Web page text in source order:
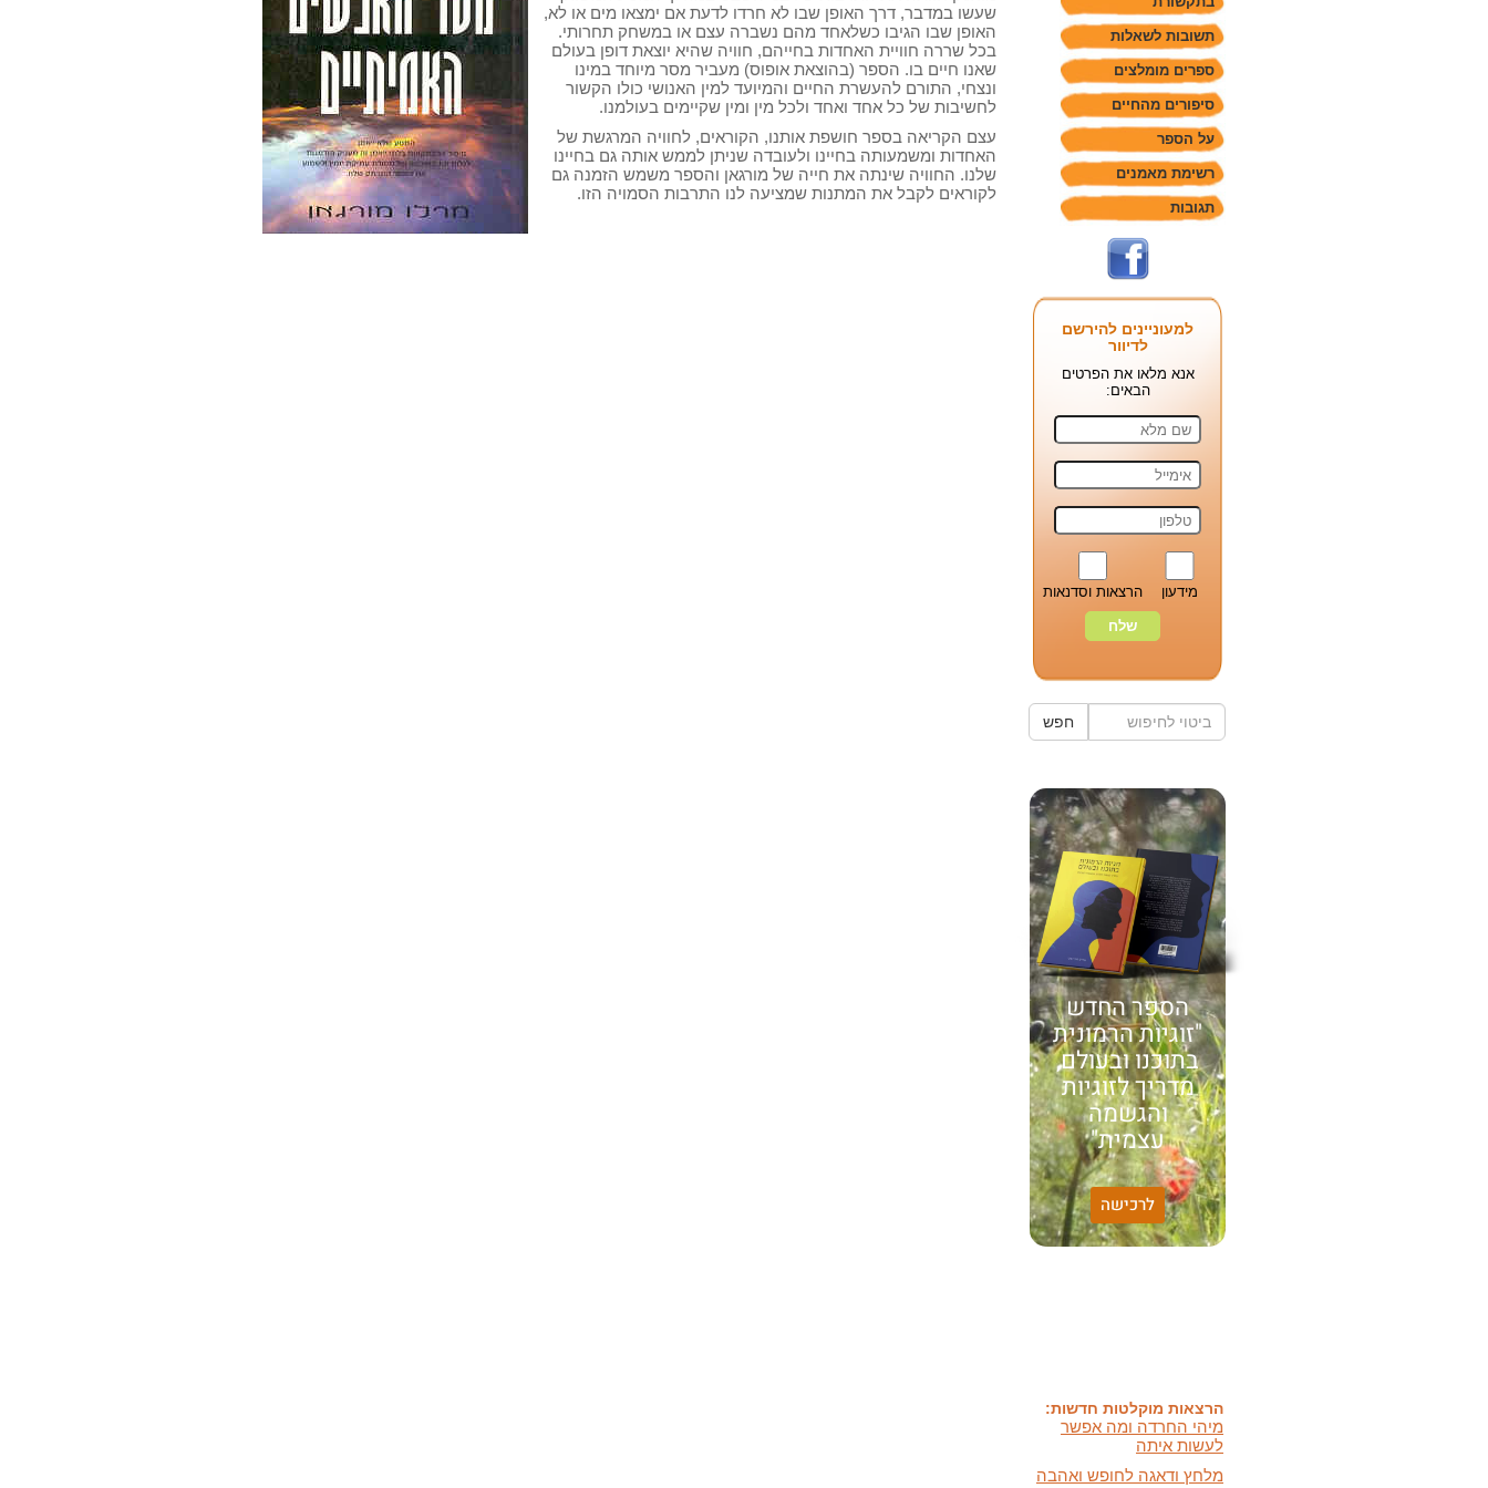
שעשו במדבר, דרך האופן שבו לא חרדו לדעת אם ימצאו מים או לא,
האופן שבו הגיבו כשלאחד מהם נשברה עצם או במשחק תחרותי.
בכל שררה חוויית האחדות בחייהם, חוויה שהיא יוצאת דופן בעולם
שאנו חיים בו. הספר (בהוצאת אופוס) מעביר מסר מיוחד במינו
ונצחי, התורם להעשרת החיים והמיועד למין האנושי כולו הקשור
לחשיבות של כל אחד ואחד ולכל מין ומין שקיימים בעולמנו.
עצם הקריאה בספר חושפת אותנו, הקוראים, לחוויה המרגשת של
האחדות ומשמעותה בחיינו ולעובדה שניתן לממש אותה גם בחיינו
שלנו. החוויה שינתה את חייה של מורגאן והספר משמש הזמנה גם
לקוראים לקבל את המתנות שמציעה לנו התרבות הסמויה הזו.
תשובות לשאלות
ספרים מומלצים
סיפורים מהחיים
על הספר
רשימת מאמנים
תגובות
למעוניינים להירשם
לדיוור
אנא מלאו את הפרטים
הבאים:
מידעון הרצאות וסדנאות
חפש
הספר החדש
"זוגיות הרמונית
בתוכנו ובעולם,
מדריך לזוגיות
והגשמה
עצמית"
לרכישההאמונה שלי:
שונות היא שפע של אפשרויות,
עד שנותנים לה שם וקוראים
לעשות איתה
מלחץ ודאגה לחופש ואהבה
ועוד